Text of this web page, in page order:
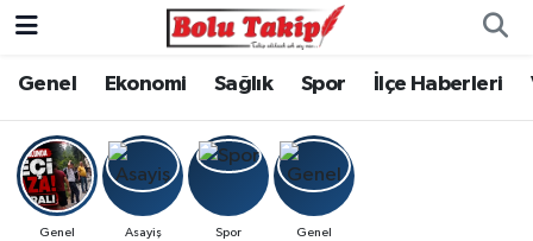
Genel Ekonomi Sağlık Spor İlçe Haberleri
Genel Asayiş Spor Genel